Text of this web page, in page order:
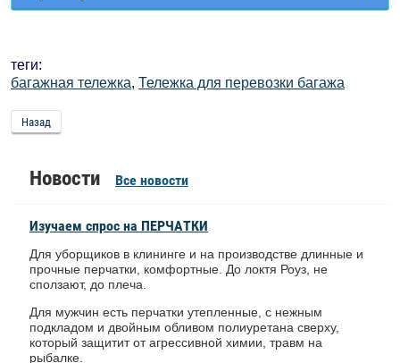
теги:
багажная тележка, Тележка для перевозки багажа
Назад
Новости Все новости
Изучаем спрос на ПЕРЧАТКИ
Для уборщиков в клининге и на производстве длинные и
прочные перчатки, комфортные. До локтя Роуз, не
сползают, до плеча.
Для мужчин есть перчатки утепленные, с нежным
подкладом и двойным обливом полиуретана сверху,
который защитит от агрессивной химии, травм на
рыбалке.